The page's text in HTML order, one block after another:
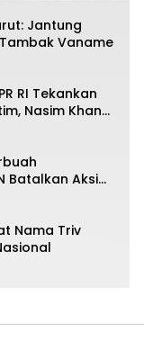
Jantung
Vaname
RI Tekankan
Nasim Khan
Batalkan Aksi
Sejumlah
Nama Triv